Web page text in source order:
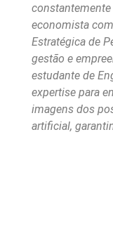
economista
Estratégica de
gestão e
estudante de
expertise para
imagens dos
artificial,